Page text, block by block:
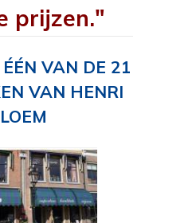
prijzen."
VAN DE 21
VAN HENRI